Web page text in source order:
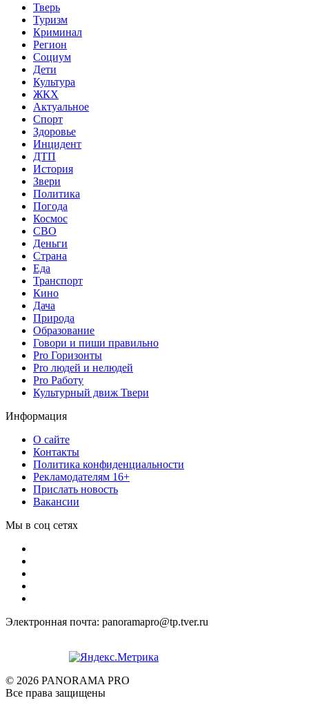
Тверь
Туризм
Криминал
Регион
Социум
Дети
Культура
ЖКХ
Актуальное
Спорт
Здоровье
Инцидент
ДТП
История
Звери
Политика
Погода
Космос
СВО
Деньги
Страна
Еда
Транспорт
Кино
Дача
Природа
Образование
Говори и пиши правильно
Pro Горизонты
Pro людей и нелюдей
Pro Работу
Культурный движ Твери
Информация
О сайте
Контакты
Политика конфиденциальности
Рекламодателям 16+
Прислать новость
Вакансии
Мы в соц сетях
Электронная почта: panoramapro@tp.tver.ru
© 2026 PANORAMA PRO
Все права защищены